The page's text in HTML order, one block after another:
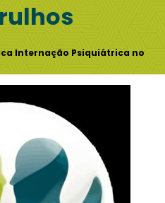
Internação Psiquiátrica no